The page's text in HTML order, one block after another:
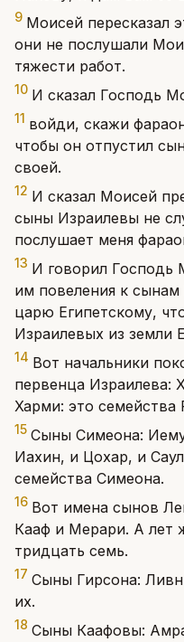
9 Моисей пересказал
они не послушали
тяжести работ.
10 И сказал Господь
11 войди, скажи
чтобы он отпустил
своей.
12 И сказал Моисей
сыны Израилевы не
послушает меня
13 И говорил Господь
им повеления к
царю Египетскому,
Израилевых из земли
14 Вот начальники
первенца Израилева:
Харми: это семейства
15 Сыны Симеона:
Иахин, и Цохар, и
семейства Симеона.
16 Вот имена сынов
Кааф и Мерари. А лет
тридцать семь.
17 Сыны Гирсона:
их.
18 Сыны Каафовы: